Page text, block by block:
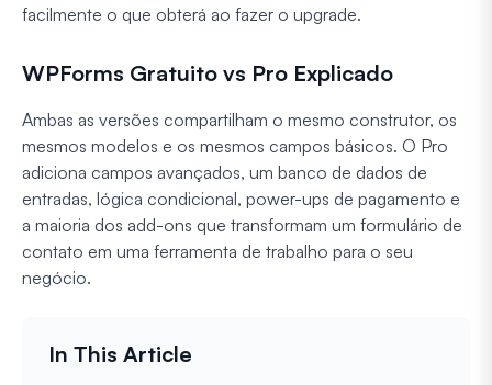
facilmente o que obterá ao fazer o upgrade.
WPForms Gratuito vs Pro Explicado
Ambas as versões compartilham o mesmo construtor, os
mesmos modelos e os mesmos campos básicos. O Pro
adiciona campos avançados, um banco de dados de
entradas, lógica condicional, power-ups de pagamento e
a maioria dos add-ons que transformam um formulário de
contato em uma ferramenta de trabalho para o seu
negócio.